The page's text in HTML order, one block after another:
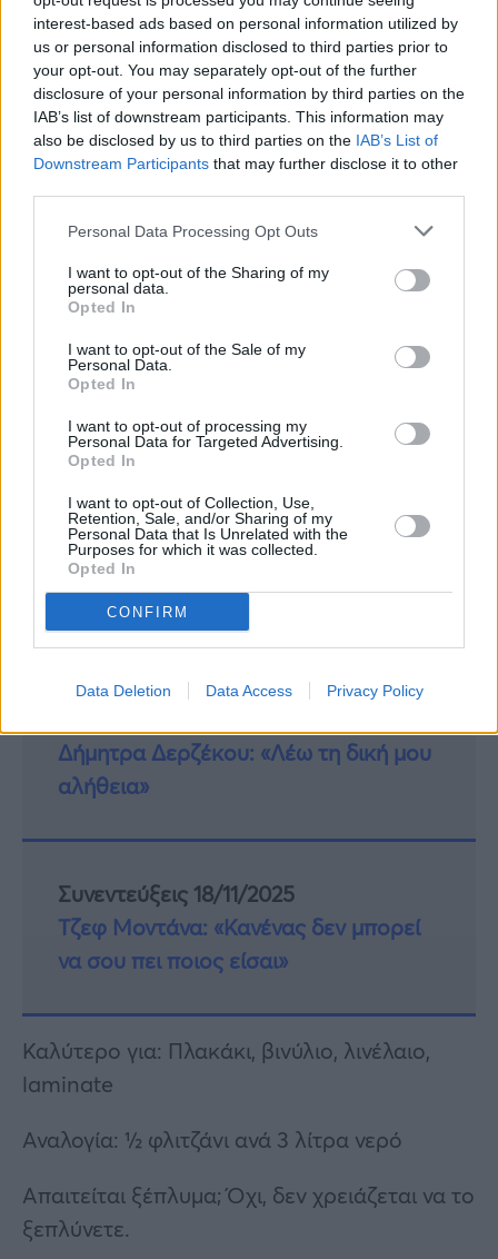
interest-based ads based on personal information utilized by
us or personal information disclosed to third parties prior to
your opt-out. You may separately opt-out of the further
disclosure of your personal information by third parties on the
IAB’s list of downstream participants. This information may
also be disclosed by us to third parties on the IAB’s List of
Downstream Participants that may further disclose it to other
Personal Data Processing Opt Outs
I want to opt-out of the Sharing of my
personal data.
Opted In
I want to opt-out of the Sale of my
Personal Data.
Opted In
I want to opt-out of processing my
Personal Data for Targeted Advertising.
Opted In
I want to opt-out of Collection, Use,
Retention, Sale, and/or Sharing of my
Personal Data that Is Unrelated with the
Purposes for which it was collected.
Opted In
CONFIRM
Data Deletion Data Access Privacy Policy
Δήμητρα Δερζέκου: «Λέω τη δική μου
αλήθεια»
Συνεντεύξεις 18/11/2025
Τζεφ Μοντάνα: «Κανένας δεν μπορεί
να σου πει ποιος είσαι»
Καλύτερο για: Πλακάκι, βινύλιο, λινέλαιο,
laminate
Αναλογία: ½ φλιτζάνι ανά 3 λίτρα νερό
Απαιτείται ξέπλυμα; Όχι, δεν χρειάζεται να το
ξεπλύνετε.